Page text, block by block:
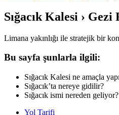
Sığacık Kalesi › Gezi
Limana yakınlığı ile stratejik bir
Bu sayfa şunlarla ilgili:
Sığacık Kalesi ne amaçla
Sığacık’ta nereye gidilir?
Sığacık ismi nereden geliyor?
Yol Tarifi